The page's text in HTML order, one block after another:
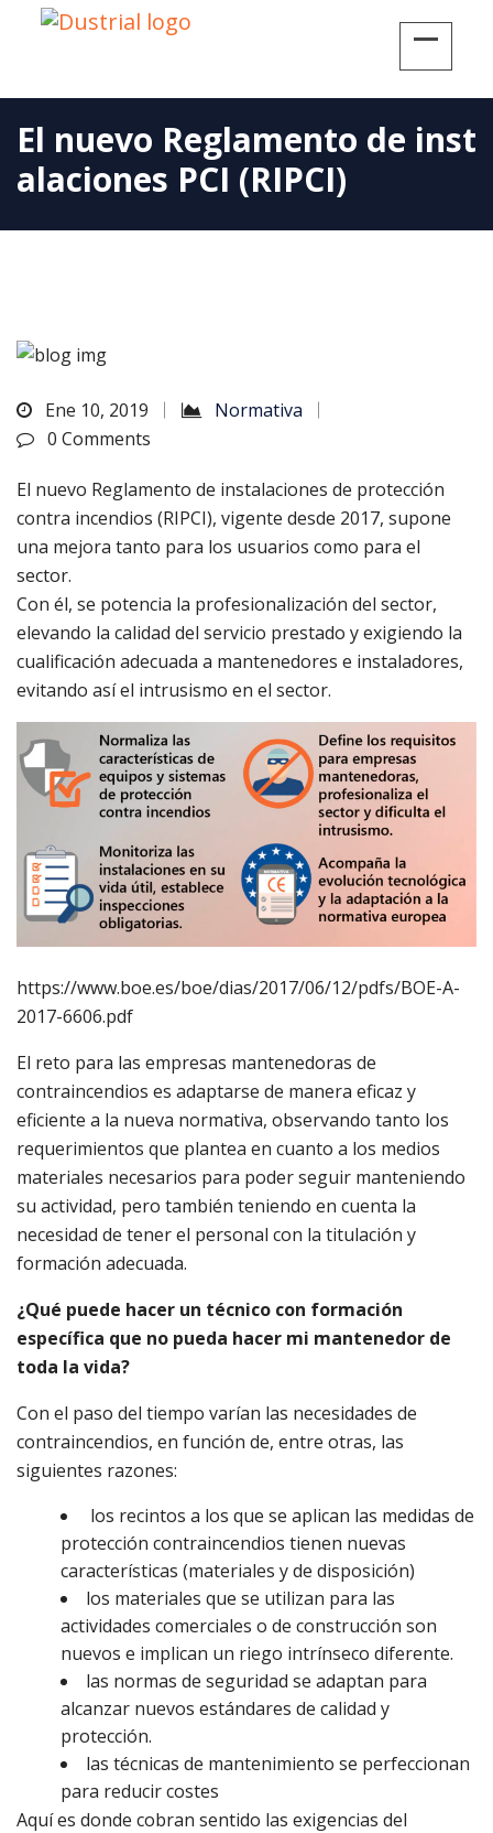
El nuevo Reglamento de inst
alaciones PCI (RIPCI)
Ene 10, 2019
Normativa
0 Comments
El nuevo Reglamento de instalaciones de protección
contra incendios (RIPCI), vigente desde 2017, supone
una mejora tanto para los usuarios como para el
sector.
Con él, se potencia la profesionalización del sector,
elevando la calidad del servicio prestado y exigiendo la
cualificación adecuada a mantenedores e instaladores,
evitando así el intrusismo en el sector.
https://www.boe.es/boe/dias/2017/06/12/pdfs/BOE-A-
2017-6606.pdf
El reto para las empresas mantenedoras de
contraincendios es adaptarse de manera eficaz y
eficiente a la nueva normativa, observando tanto los
requerimientos que plantea en cuanto a los medios
materiales necesarios para poder seguir manteniendo
su actividad, pero también teniendo en cuenta la
necesidad de tener el personal con la titulación y
formación adecuada.
¿Qué puede hacer un técnico con formación
específica que no pueda hacer mi mantenedor de
toda la vida?
Con el paso del tiempo varían las necesidades de
contraincendios, en función de, entre otras, las
siguientes razones:
los recintos a los que se aplican las medidas de
protección contraincendios tienen nuevas
características (materiales y de disposición)
los materiales que se utilizan para las
actividades comerciales o de construcción son
nuevos e implican un riego intrínseco diferente.
las normas de seguridad se adaptan para
alcanzar nuevos estándares de calidad y
protección.
las técnicas de mantenimiento se perfeccionan
para reducir costes
Aquí es donde cobran sentido las exigencias del